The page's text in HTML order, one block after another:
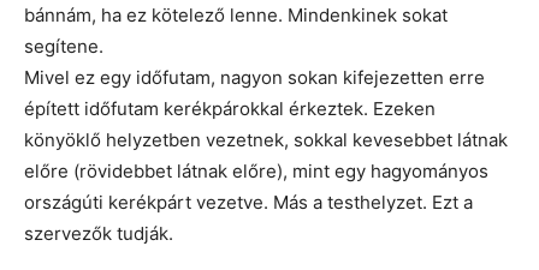
bánnám, ha ez kötelező lenne. Mindenkinek sokat
segítene.
Mivel ez egy időfutam, nagyon sokan kifejezetten erre
épített időfutam kerékpárokkal érkeztek. Ezeken
könyöklő helyzetben vezetnek, sokkal kevesebbet látnak
előre (rövidebbet látnak előre), mint egy hagyományos
országúti kerékpárt vezetve. Más a testhelyzet. Ezt a
szervezők tudják.